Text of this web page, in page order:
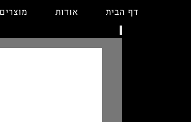
דף הבית אודות מוצרים